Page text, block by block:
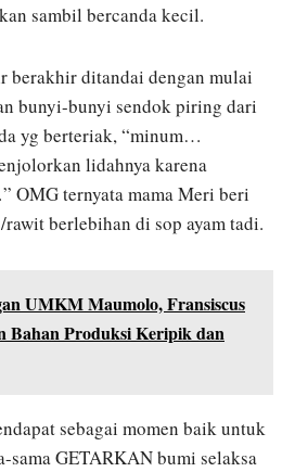
sambil bercanda kecil.
berakhir ditandai dengan mulai
bunyi-bunyi sendok piring dari
yg berteriak, “minum…
lidahnya karena
OMG ternyata mama Meri beri
berlebihan di sop ayam tadi.
UMKM Maumolo, Fransiscus
Bahan Produksi Keripik dan
sebagai momen baik untuk
sama GETARKAN bumi selaksa